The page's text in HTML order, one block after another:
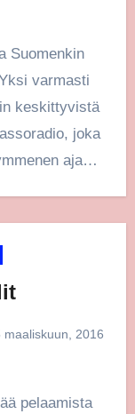
Suomenkin
varmasti
keskittyvistä
joka
ajan.
maaliskuun, 2016
pelaamista